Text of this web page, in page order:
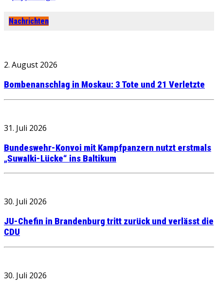
Nachrichten
2. August 2026
Bombenanschlag in Moskau: 3 Tote und 21 Verletzte
31. Juli 2026
Bundeswehr-Konvoi mit Kampfpanzern nutzt erstmals
„Suwalki-Lücke“ ins Baltikum
30. Juli 2026
JU-Chefin in Brandenburg tritt zurück und verlässt die
CDU
30. Juli 2026